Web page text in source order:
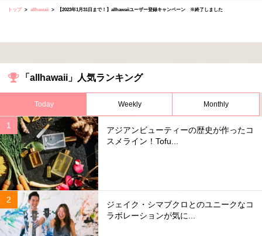
トップ allhawaii 【2023年1月31日まで！】allhawaiiユーザー登録キャンペーン ※終了しました
「allhawaii」人気ランキング
Today Weekly Monthly
アジアンビューティーの歴史が作ったコ
スメライン！Tofu...
ジェイク・シマブクロとのユニークなコ
ラボレーションが気に...